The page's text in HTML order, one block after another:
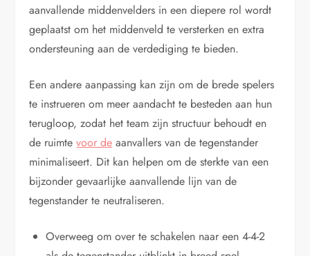
aanvallende middenvelders in een diepere rol wordt
geplaatst om het middenveld te versterken en extra
ondersteuning aan de verdediging te bieden.
Een andere aanpassing kan zijn om de brede spelers
te instrueren om meer aandacht te besteden aan hun
terugloop, zodat het team zijn structuur behoudt en
de ruimtevoor de aanvallers van de tegenstander
minimaliseert. Dit kan helpen om de sterkte van een
bijzonder gevaarlijke aanvallende lijn van de
tegenstander te neutraliseren.
Overweeg om over te schakelen naar een 4-4-2